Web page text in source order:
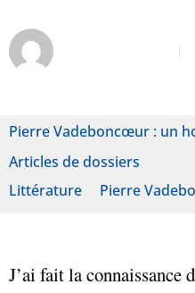
Pierre Vadeboncœur : un
Articles de dossiers
Littérature
Pierre
J’ai fait la connaissance